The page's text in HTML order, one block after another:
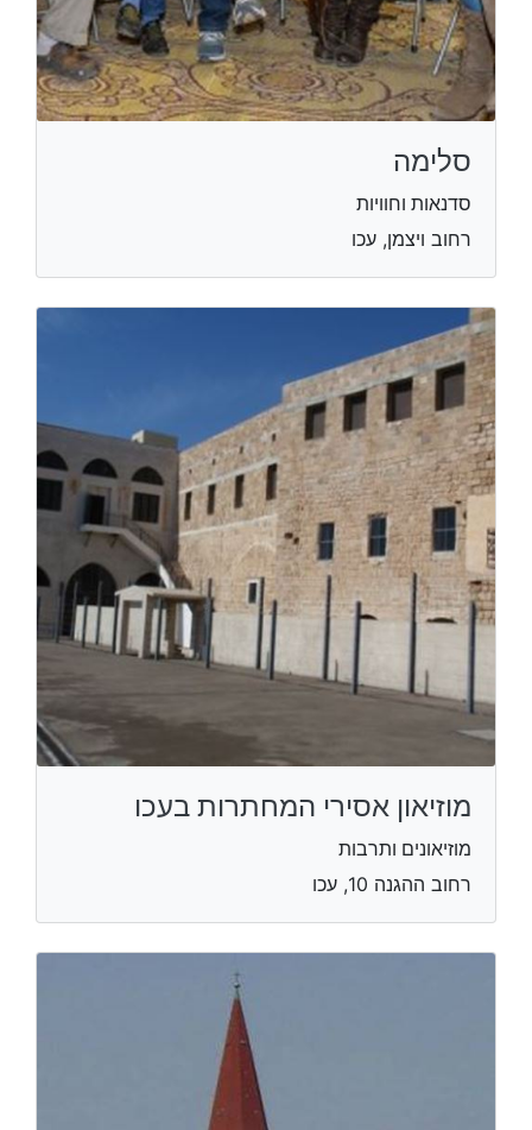
סלימה
סדנאות וחוויות
רחוב ויצמן, עכו
מוזיאון אסירי המחתרות בעכו
מוזיאונים ותרבות
רחוב ההגנה 10, עכו